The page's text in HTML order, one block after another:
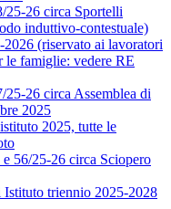
25-26 circa Sportelli
induttivo-contestuale)
2026 (riservato ai lavoratori
le famiglie: vedere RE
26 circa Assemblea di
2025
2025, tutte le
56/25-26 circa Sciopero
triennio 2025-2028